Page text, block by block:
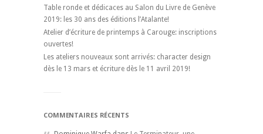
Table ronde et dédicaces au Salon du Livre de Genève
2019: les 30 ans des éditions l’Atalante!
Atelier d’écriture de printemps à Carouge: inscriptions
ouvertes!
Les ateliers nouveaux sont arrivés: character design
dès le 13 mars et écriture dès le 11 avril 2019!
COMMENTAIRES RÉCENTS